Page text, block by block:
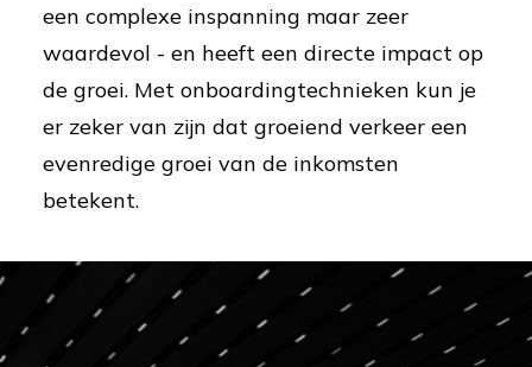
een complexe inspanning maar zeer
waardevol - en heeft een directe impact op
de groei. Met onboardingtechnieken kun je
er zeker van zijn dat groeiend verkeer een
evenredige groei van de inkomsten
betekent.